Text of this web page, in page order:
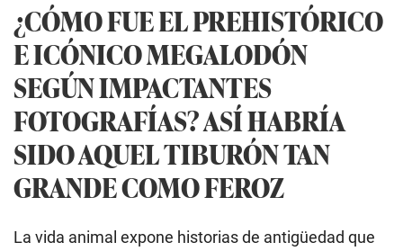
¿CÓMO FUE EL PREHISTÓRICO
E ICÓNICO MEGALODÓN
SEGÚN IMPACTANTES
FOTOGRAFÍAS? ASÍ HABRÍA
SIDO AQUEL TIBURÓN TAN
GRANDE COMO FEROZ
La vida animal expone historias de antigüedad que